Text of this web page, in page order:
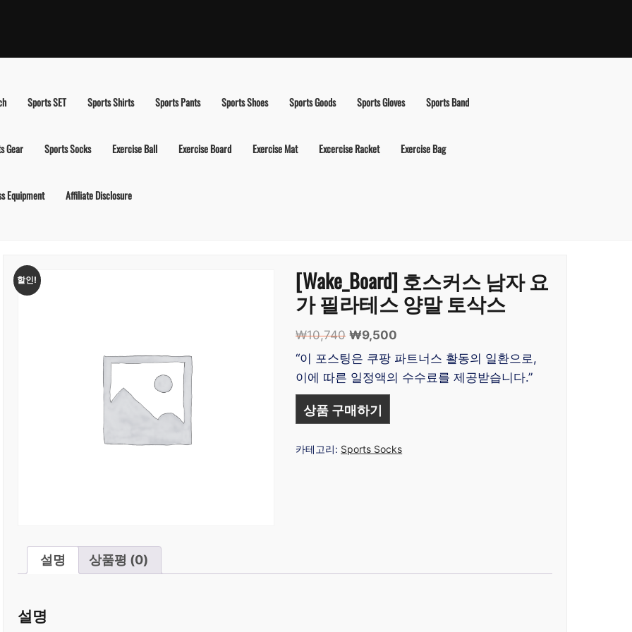
Sports SET Sports Shirts Sports Pants Sports Shoes Sports Goods Sports Gloves Sports Band
Gear Sports Socks Exercise Ball Exercise Board Exercise Mat Excercise Racket Exercise Bag
Equipment Affiliate Disclosure
할인! [Wake_Board] 호스커스 남자 요
가 필라테스 양말 토삭스
₩10,740 원
래
가
격:
₩10,740.
₩9,500
재
가
격:
“이 포스팅은 쿠팡 파트너스 활동의 일환으로,
이에 따른 일정액의 수수료를 제공받습니다.”
상품 구매하기
카테고리: Sports Socks
설명 상품평 (0)
설명